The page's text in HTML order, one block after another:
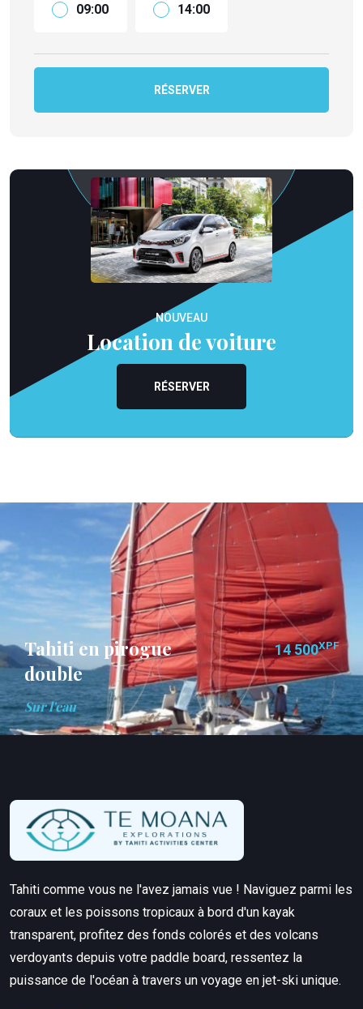
09:00 14:00
RÉSERVER
NOUVEAU
Location de voiture
RÉSERVER
Tahiti en pirogue
double
Sur l'eau
14 500XPF
Tahiti comme vous ne l'avez jamais vue ! Naviguez parmi les
coraux et les poissons tropicaux à bord d'un kayak
transparent, profitez des fonds colorés et des volcans
verdoyants depuis votre paddle board, ressentez la
puissance de l'océan à travers un voyage en jet-ski unique.